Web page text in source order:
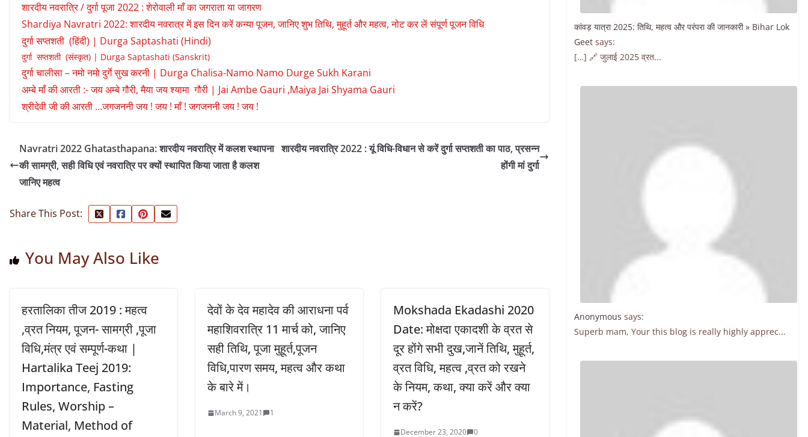
शारदीय नवरात्रि / दुर्गा पूजा 2022 : शेरोवाली माँ का जगराता या जागरण
Shardiya Navratri 2022: शारदीय नवरात्र में इस दिन करें कन्या पूजन, जानिए शुभ तिथि, मुहूर्त और महत्व, नोट कर लें संपूर्ण पूजन विधि
दुर्गा सप्तशती (हिंदी) | Durga Saptashati (Hindi)
दुर्गा सप्तशती (संस्कृत) | Durga Saptashati (Sanskrit)
दुर्गा चालीसा – नमो नमो दुर्गे सुख करनी | Durga Chalisa-Namo Namo Durge Sukh Karani
अम्बे माँ की आरती :- जय अम्बे गौरी, मैया जय श्यामा गौरी | Jai Ambe Gauri ,Maiya Jai Shyama Gauri
श्रीदेवी जी की आरती …जगजननी जय ! जय ! माँ ! जगजननी जय ! जय !
Navratri 2022 Ghatasthapana: शारदीय नवरात्रि में कलश स्थापना
की सामग्री, सही विधि एवं नवरात्रि पर क्यों स्थापित किया जाता है कलश
जानिए महत्व
शारदीय नवरात्रि 2022 : यूं विधि-विधान से करें दुर्गा सप्तशती का पाठ, प्रसन्न
होंगी मां दुर्गा
Share This Post:
You May Also Like
हरतालिका तीज 2019 : महत्व
,व्रत नियम, पूजन- सामग्री ,पूजा
विधि,मंत्र एवं सम्पूर्ण-कथा |
Hartalika Teej 2019:
Importance, Fasting
Rules, Worship –
Material, Method of
देवों के देव महादेव की आराधना पर्व
महाशिवरात्रि 11 मार्च को, जानिए
सही तिथि, पूजा मुहूर्त,पूजन
विधि,पारण समय, महत्व और कथा
के बारे में।
March 9, 2021 1
Mokshada Ekadashi 2020
Date: मोक्षदा एकादशी के व्रत से
दूर होंगे सभी दुख,जानें तिथि, मुहूर्त,
व्रत विधि, महत्व ,व्रत को रखने
के नियम, कथा, क्या करें और क्या
न करें?
December 23, 2020 0
कांवड़ यात्रा 2025: तिथि, महत्व और परंपरा की जानकारी » Bihar Lok
Geet says:
[…] 🔗 जुलाई 2025 व्रत...
Anonymous says:
Superb mam, Your this blog is really highly apprec...